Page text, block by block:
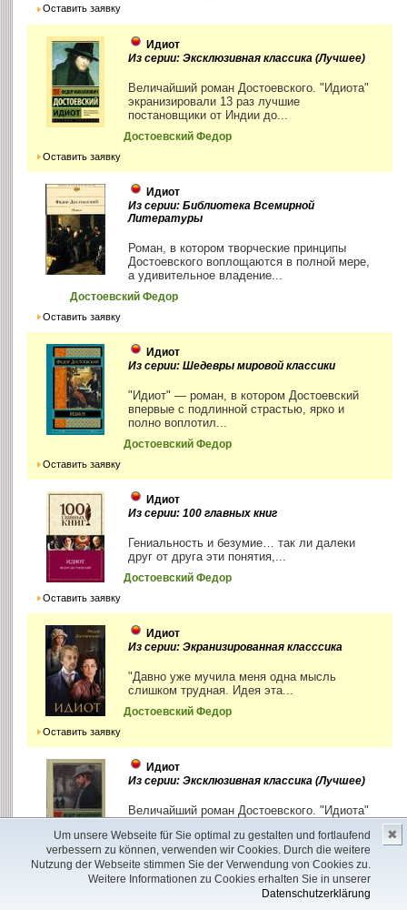
Um unsere Webseite für Sie optimal zu gestalten und fortlaufend
verbessern zu können, verwenden wir Cookies. Durch die weitere
Nutzung der Webseite stimmen Sie der Verwendung von Cookies zu.
Weitere Informationen zu Cookies erhalten Sie in unserer
Datenschutzerklärung
✖
Оставить заявку
Идиот
Из серии: Эксклюзивная классика (Лучшее)
Величайший роман Достоевского. "Идиота"
экранизировали 13 раз лучшие
постановщики от Индии до...
Достоевский Федор
Оставить заявку
Идиот
Из серии: Библиотека Всемирной
Литературы
Роман, в котором творческие принципы
Достоевского воплощаются в полной мере,
а удивительное владение...
Достоевский Федор
Оставить заявку
Идиот
Из серии: Шедевры мировой классики
"Идиот" — роман, в котором Достоевский
впервые с подлинной страстью, ярко и
полно воплотил...
Достоевский Федор
Оставить заявку
Идиот
Из серии: 100 главных книг
Гениальность и безумие… так ли далеки
друг от друга эти понятия,...
Достоевский Федор
Оставить заявку
Идиот
Из серии: Экранизированная класссика
"Давно уже мучила меня одна мысль
слишком трудная. Идея эта...
Достоевский Федор
Оставить заявку
Идиот
Из серии: Эксклюзивная классика (Лучшее)
Величайший роман Достоевского. "Идиота"
постановщики от Индии до...
Достоевский Фёдор
Оставить заявку